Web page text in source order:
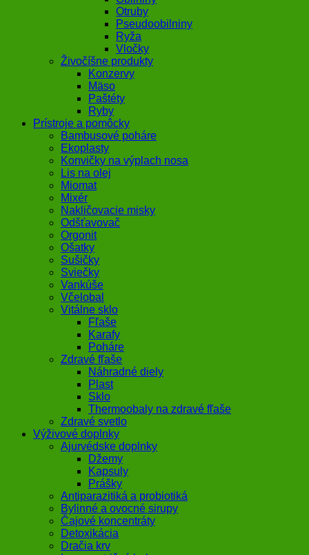
Otruby
Pseudoobilniny
Ryža
Vločky
Živočíšne produkty
Konzervy
Mäso
Paštéty
Ryby
Prístroje a pomôcky
Bambusové poháre
Ekoplasty
Konvičky na výplach nosa
Lis na olej
Miomat
Mixér
Nakličovacie misky
Odšťavovač
Orgonit
Ošatky
Sušičky
Sviečky
Vankúše
Včelobal
Vitálne sklo
Fľaše
Karafy
Poháre
Zdravé fľaše
Náhradné diely
Plast
Sklo
Thermoobaly na zdravé fľaše
Zdravé svetlo
Výživové doplnky
Ajurvédske doplnky
Džemy
Kapsuly
Prášky
Antiparazitiká a probiotiká
Bylinné a ovocné sirupy
Čajové koncentráty
Detoxikácia
Dračia krv